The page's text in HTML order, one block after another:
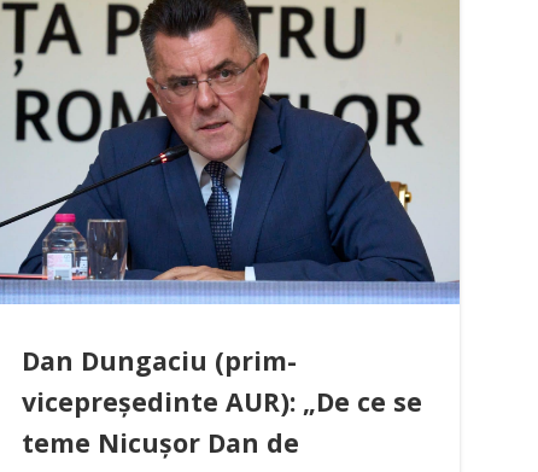
Dan Dungaciu (prim-
vicepreședinte AUR): „De ce se
teme Nicușor Dan de